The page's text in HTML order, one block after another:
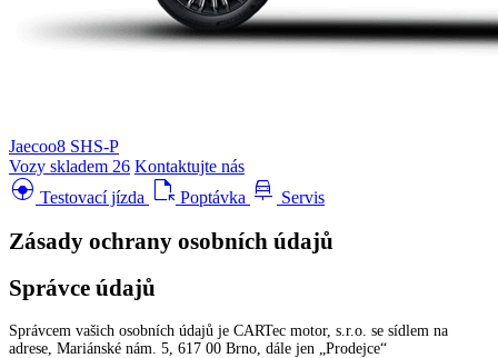
Jaecoo8 SHS-P
Vozy skladem 26 Kontaktujte nás
search_hands_free Testovací jízda file_open Poptávka car_repair Servis
Zásady ochrany osobních údajů
Správce údajů
Správcem vašich osobních údajů je CARTec motor, s.r.o. se sídlem na
adrese, Mariánské nám. 5, 617 00 Brno, dále jen „Prodejce“